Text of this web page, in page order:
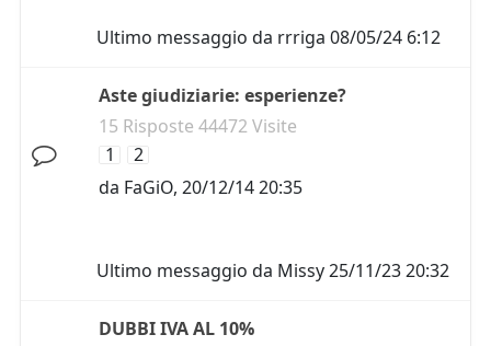
Ultimo messaggio da rrriga 08/05/24 6:12
Aste giudiziarie: esperienze?
15 Risposte 44472 Visite
1
2
da FaGiO, 20/12/14 20:35
Ultimo messaggio da Missy25/11/23 20:32
DUBBI IVA AL 10%